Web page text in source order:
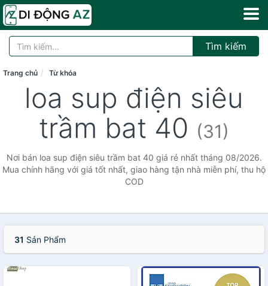
Tìm kiếm
Trang chủ Từ khóa
loa sup điện siêu
trầm bat 40 (31)
Nơi bán loa sup điện siêu trầm bat 40 giá rẻ nhất tháng 08/2026.
Mua chính hãng với giá tốt nhất, giao hàng tận nhà miễn phí, thu hộ
COD
31 Sản Phẩm